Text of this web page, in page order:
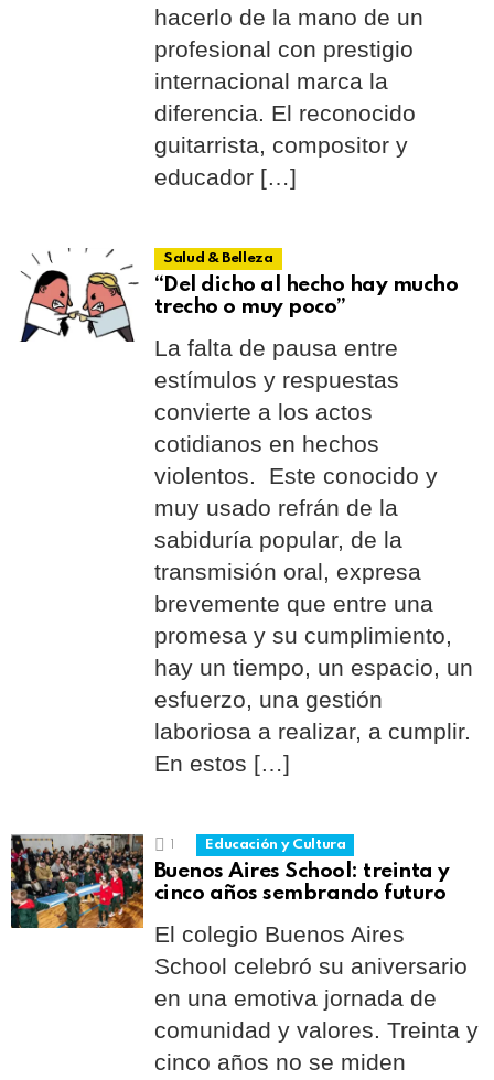
hacerlo de la mano de un
profesional con prestigio
internacional marca la
diferencia. El reconocido
guitarrista, compositor y
educador […]
Salud & Belleza
“Del dicho al hecho hay mucho
trecho o muy poco”
La falta de pausa entre
estímulos y respuestas
convierte a los actos
cotidianos en hechos
violentos. Este conocido y
muy usado refrán de la
sabiduría popular, de la
transmisión oral, expresa
brevemente que entre una
promesa y su cumplimiento,
hay un tiempo, un espacio, un
esfuerzo, una gestión
laboriosa a realizar, a cumplir.
En estos […]
Educación y Cultura
Buenos Aires School: treinta y
cinco años sembrando futuro
El colegio Buenos Aires
School celebró su aniversario
en una emotiva jornada de
comunidad y valores. Treinta y
cinco años no se miden